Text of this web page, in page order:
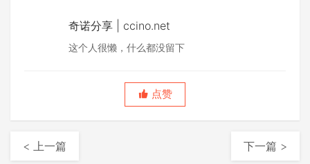
奇诺分享 | ccino.net
这个人很懒，什么都没留下
点赞
< 上一篇 下一篇 >